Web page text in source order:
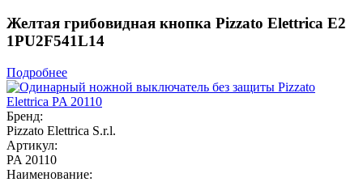
Желтая грибовидная кнопка Pizzato Elettrica E2
1PU2F541L14
Подробнее
Бренд:
Pizzato Elettrica S.r.l.
Артикул:
PA 20110
Наименование: